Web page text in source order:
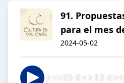
91.
para el mes
2024-05-02